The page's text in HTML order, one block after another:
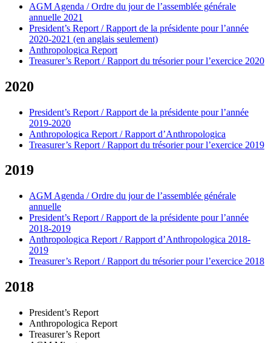
AGM Agenda / Ordre du jour de l’assemblée générale
annuelle 2021
President’s Report / Rapport de la présidente pour l’année
2020-2021 (en anglais seulement)
Anthropologica Report
Treasurer’s Report / Rapport du trésorier pour l’exercice 2020
2020
President’s Report / Rapport de la présidente pour l’année
2019-2020
Anthropologica Report / Rapport d’Anthropologica
Treasurer’s Report / Rapport du trésorier pour l’exercice 2019
2019
AGM Agenda / Ordre du jour de l’assemblée générale
annuelle
President’s Report / Rapport de la présidente pour l’année
2018-2019
Anthropologica Report / Rapport d’Anthropologica 2018-
2019
Treasurer’s Report / Rapport du trésorier pour l’exercice 2018
2018
President’s Report
Anthropologica Report
Treasurer’s Report